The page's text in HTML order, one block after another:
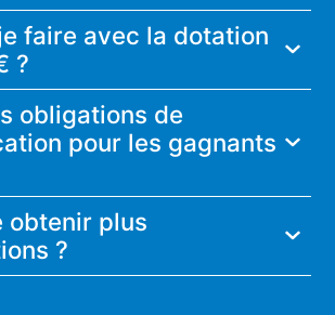
faire avec la dotation
?
obligations de
pour les gagnants
obtenir plus
?